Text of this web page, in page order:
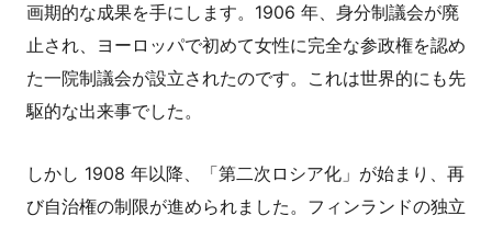
画期的な成果を手にします。1906 年、身分制議会が廃
止され、ヨーロッパで初めて女性に完全な参政権を認め
た一院制議会が設立されたのです。これは世界的にも先
駆的な出来事でした。
しかし 1908 年以降、「第二次ロシア化」が始まり、再
び自治権の制限が進められました。フィンランドの独立